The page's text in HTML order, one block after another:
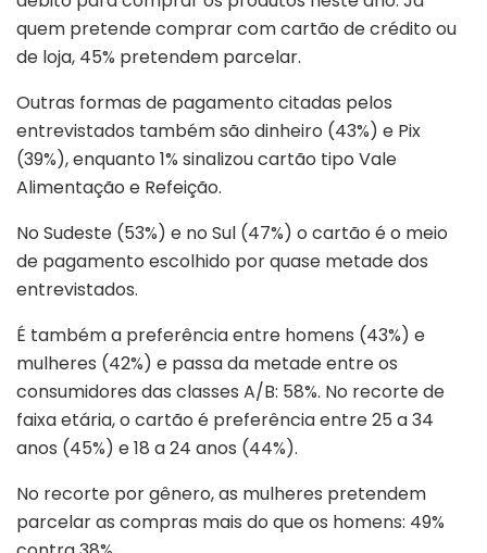
quem pretende comprar com cartão de crédito ou
de loja, 45% pretendem parcelar.
Outras formas de pagamento citadas pelos
entrevistados também são dinheiro (43%) e Pix
(39%), enquanto 1% sinalizou cartão tipo Vale
Alimentação e Refeição.
No Sudeste (53%) e no Sul (47%) o cartão é o meio
de pagamento escolhido por quase metade dos
entrevistados.
É também a preferência entre homens (43%) e
mulheres (42%) e passa da metade entre os
consumidores das classes A/B: 58%. No recorte de
faixa etária, o cartão é preferência entre 25 a 34
anos (45%) e 18 a 24 anos (44%).
No recorte por gênero, as mulheres pretendem
parcelar as compras mais do que os homens: 49%